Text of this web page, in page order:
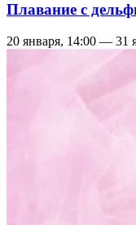
Плавание с
20 января, 14:00 — 31